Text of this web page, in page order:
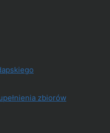
zbiorów